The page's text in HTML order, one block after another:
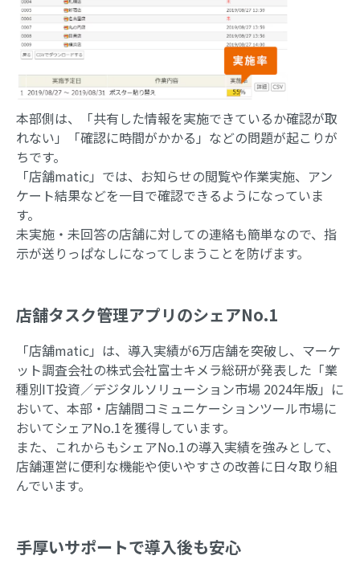
本部側は、「共有した情報を実施できているか確認が取
れない」「確認に時間がかかる」などの問題が起こりが
ちです。
「店舗matic」では、お知らせの閲覧や作業実施、アン
ケート結果などを一目で確認できるようになっていま
す。
未実施・未回答の店舗に対しての連絡も簡単なので、指
示が送りっぱなしになってしまうことを防げます。
店舗タスク管理アプリのシェアNo.1
「店舗matic」は、導入実績が6万店舗を突破し、マーケ
ット調査会社の株式会社富士キメラ総研が発表した「業
種別IT投資／デジタルソリューション市場 2024年版」に
おいて、本部・店舗間コミュニケーションツール市場に
おいてシェアNo.1を獲得しています。
また、これからもシェアNo.1の導入実績を強みとして、
店舗運営に便利な機能や使いやすさの改善に日々取り組
んでいます。
手厚いサポートで導入後も安心